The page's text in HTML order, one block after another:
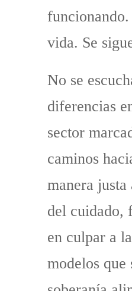
vida. Se
No se
diferencias
sector
caminos
manera
del cuidado,
en culpar a
modelos que